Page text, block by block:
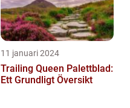
11 januari 2024
Trailing Queen Palettblad:
Ett Grundligt Översikt